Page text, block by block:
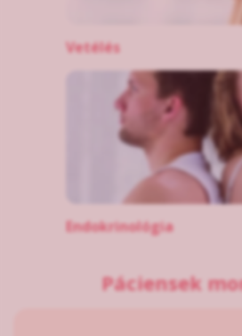
Vetélés
Endokrinológia
Páciensek